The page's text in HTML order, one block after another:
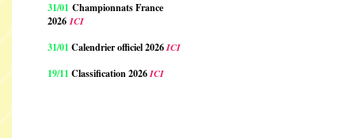
31/01 Championnats France
2026 ICI
31/01 Calendrier officiel 2026ICI
19/11 Classification 2026ICI